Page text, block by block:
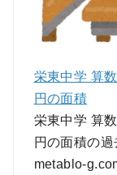
栄東中学 算
円の面積
栄東中学 算
円の面積の過
metablo-